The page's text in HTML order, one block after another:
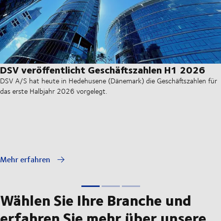
DSV veröffentlicht Geschäftszahlen H1 2026
DSV A/S hat heute in Hedehusene (Dänemark) die Geschäftszahlen für
das erste Halbjahr 2026 vorgelegt.
Mehr erfahren
Wählen Sie Ihre Branche und